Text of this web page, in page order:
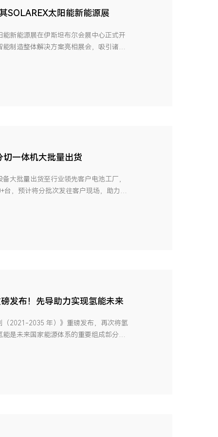
SOLAREX太阳能新能源展
新能源展在伊斯坦布尔会展中心正式开
制造整体解决方案亮相展会，吸引诸多
的国际太阳能新能源展是土耳其及中东
一体机大批量出货
大批量出货至行业领先客户电池工厂，
，预计将分批次发往客户现场，助力电
电芯能量密度，以及电池安全性极为关
发布！先导助力实现氢能未来
（2021-2035 年）》重磅发布，再次将氢
是未来国家能源体系的重要组成部分，
加强氢能产业规划解读，3月24日，央